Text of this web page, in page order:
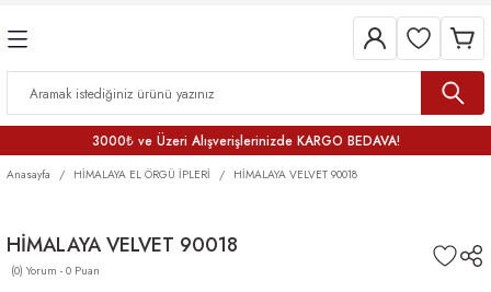
3000₺ ve Üzeri Alışverişlerinizde KARGO BEDAVA!
Anasayfa HİMALAYA EL ÖRGÜ İPLERİ HİMALAYA VELVET 90018
HİMALAYA VELVET 90018
(0) Yorum - 0 Puan